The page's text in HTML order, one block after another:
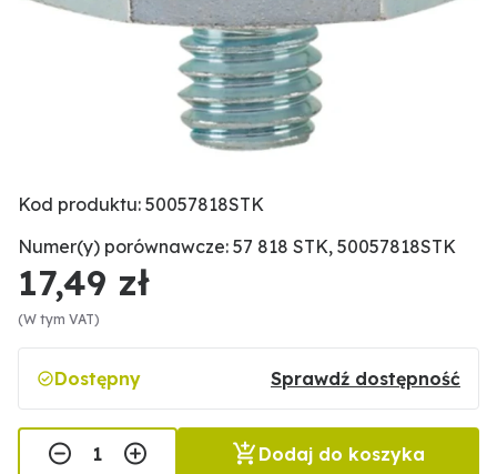
Kod produktu: 50057818STK
Numer(y) porównawcze: 57 818 STK, 50057818STK
17,49 zł
(W tym VAT)
Dostępny Sprawdź dostępność
Dodaj do koszyka